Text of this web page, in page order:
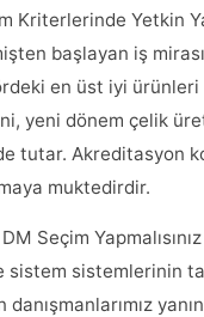
Kriterlerinde Yetkin
başlayan iş
en üst iyi ürünleri
yeni dönem çelik
tutar. Akreditasyon
muktedirdir.
Seçim Yapmalısınız
sistem sistemlerinin
danışmanlarımız